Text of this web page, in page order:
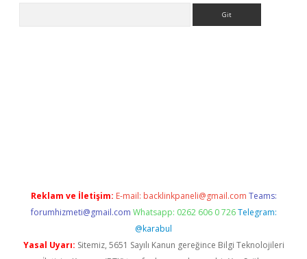
Reklam ve İletişim: E-mail: backlinkpaneli@gmail.com Teams:
forumhizmeti@gmail.com Whatsapp: 0262 606 0 726 Telegram:
@karabul
Yasal Uyarı: Sitemiz, 5651 Sayılı Kanun gereğince Bilgi Teknolojileri